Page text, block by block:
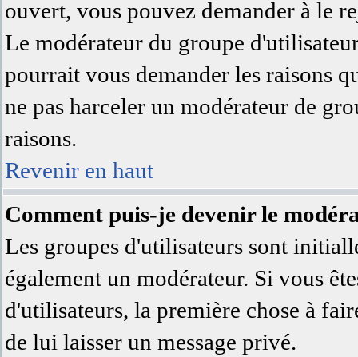
ouvert, vous pouvez demander à le
Le modérateur du groupe
pourrait vous demander les raisons
ne pas harceler un modérateur de
raisons.
Revenir en haut
Comment puis-je devenir le
Les groupes d'utilisateurs sont
également un modérateur. Si vous
d'utilisateurs, la première chose à
de lui laisser un message privé.